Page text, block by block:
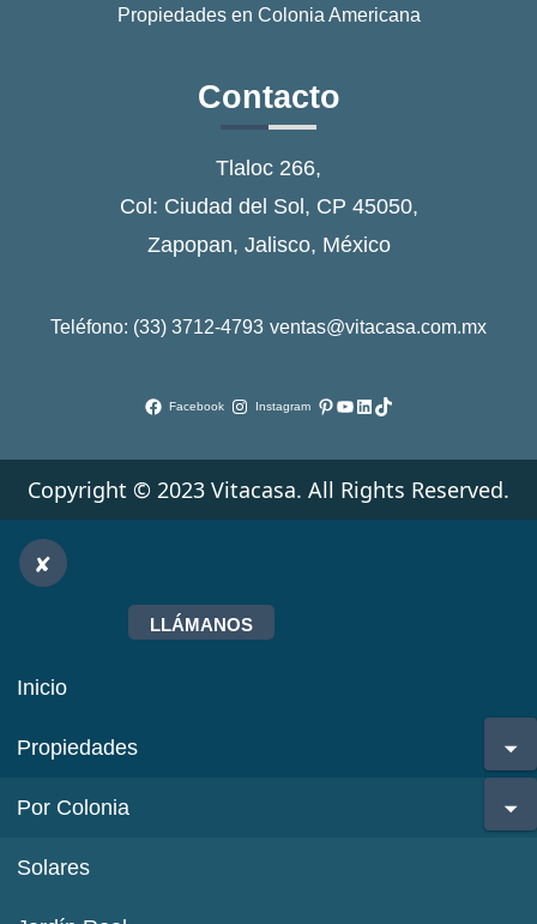
Propiedades en Colonia Americana
Contacto
Tlaloc 266,
Col: Ciudad del Sol, CP 45050,
Zapopan, Jalisco, México
Teléfono: (33) 3712-4793 ventas@vitacasa.com.mx
Facebook Instagram Pinterest
YouTube
LinkedIn
TikTok
Copyright © 2023 Vitacasa. All Rights Reserved.
LLÁMANOS
Inicio
Propiedades
Por Colonia
Solares